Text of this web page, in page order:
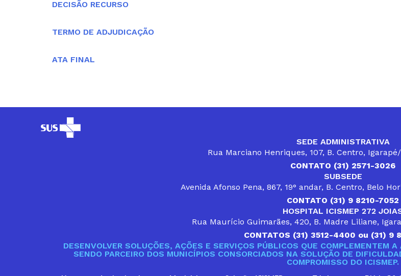
DECISÃO RECURSO
TERMO DE ADJUDICAÇÃO
ATA FINAL
SEDE ADMINISTRATIVA
Rua Marciano Henriques, 107, B. Centro, Igarapé/
CONTATO (31) 2571-3026
SUBSEDE
Avenida Afonso Pena, 867, 19° andar, B. Centro, Belo
CONTATO (31) 9 8210-7052
HOSPITAL ICISMEP 272
Rua Maurício Guimarães, 420, B. Madre Liliane,
CONTATOS (31) 3512-4400 ou (31) 9
DESENVOLVER SOLUÇÕES, AÇÕES E SERVIÇOS PÚBLICOS QUE COMPLEMENTEM
SENDO PARCEIRO DOS MUNICÍPIOS CONSORCIADOS NA SOLUÇÃO DE
COMPROMISSO DO ICISMEP.